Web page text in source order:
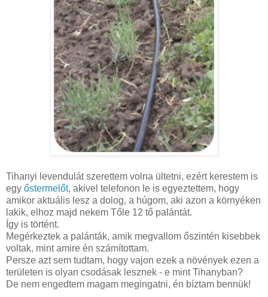
Tihanyi levendulát szerettem volna ültetni, ezért kerestem is
egy őstermelőt, akivel telefonon le is egyeztettem, hogy
amikor aktuális lesz a dolog, a húgom, aki azon a környéken
lakik, elhoz majd nekem Tőle 12 tő palántát.
Így is történt.
Megérkeztek a palánták, amik megvallom őszintén kisebbek
voltak, mint amire én számítottam.
Persze azt sem tudtam, hogy vajon ezek a növények ezen a
területen is olyan csodásak lesznek - e mint Tihanyban?
De nem engedtem magam megingatni, én bíztam bennük!